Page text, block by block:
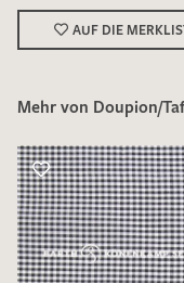
Die
genommen und
AUF DIE
Mehr von Doupion/